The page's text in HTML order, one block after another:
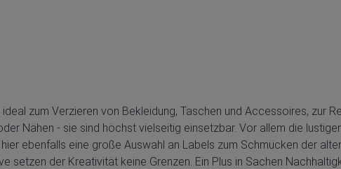
zum Verzieren von Bekleidung, Taschen und Accessoires, zur
Nähen - sie sind höchst vielseitig einsetzbar. Vor allem die
ebenfalls eine große Auswahl an Labels zum Schmücken der
der Kreativität keine Grenzen. Ein Plus in Sachen